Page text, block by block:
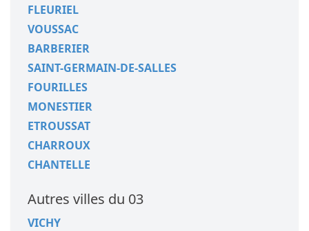
FLEURIEL
VOUSSAC
BARBERIER
SAINT-GERMAIN-DE-SALLES
FOURILLES
MONESTIER
ETROUSSAT
CHARROUX
CHANTELLE
Autres villes du 03
VICHY